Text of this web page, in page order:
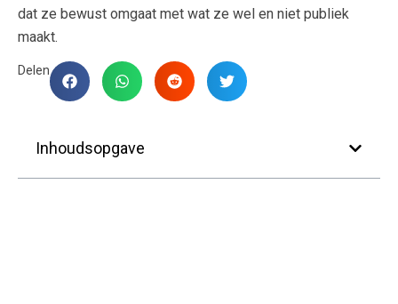
dat ze bewust omgaat met wat ze wel en niet publiek
maakt.
Delen
Inhoudsopgave